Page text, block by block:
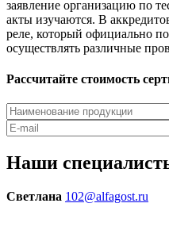
заявление организацию по
акты изучаются. В
реле, который официально
осуществлять различные
Рассчитайте стоимость
Наши
Светлана 102@alfagost.ru